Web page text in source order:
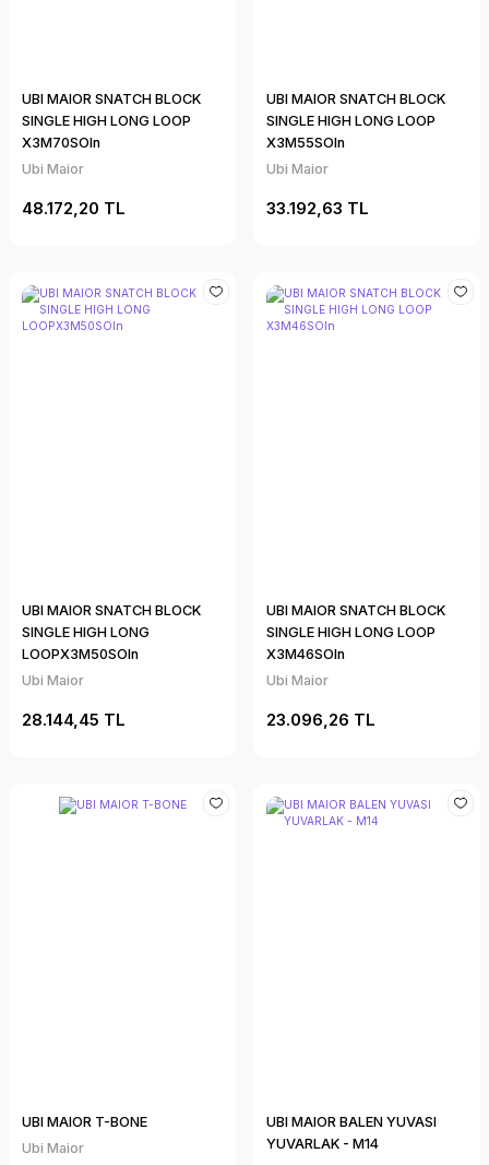
UBI MAIOR SNATCH BLOCK
SINGLE HIGH LONG LOOP
X3M70SOln
Ubi Maior
48.172,20 TL
UBI MAIOR SNATCH BLOCK
SINGLE HIGH LONG LOOP
X3M55SOln
Ubi Maior
33.192,63 TL
UBI MAIOR SNATCH BLOCK
SINGLE HIGH LONG
LOOPX3M50SOln
Ubi Maior
28.144,45 TL
UBI MAIOR SNATCH BLOCK
SINGLE HIGH LONG LOOP
X3M46SOln
Ubi Maior
23.096,26 TL
UBI MAIOR T-BONE
Ubi Maior
UBI MAIOR BALEN YUVASI
YUVARLAK - M14